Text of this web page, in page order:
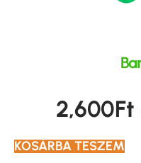
2,600Ft
KOSÁRBA TESZEM